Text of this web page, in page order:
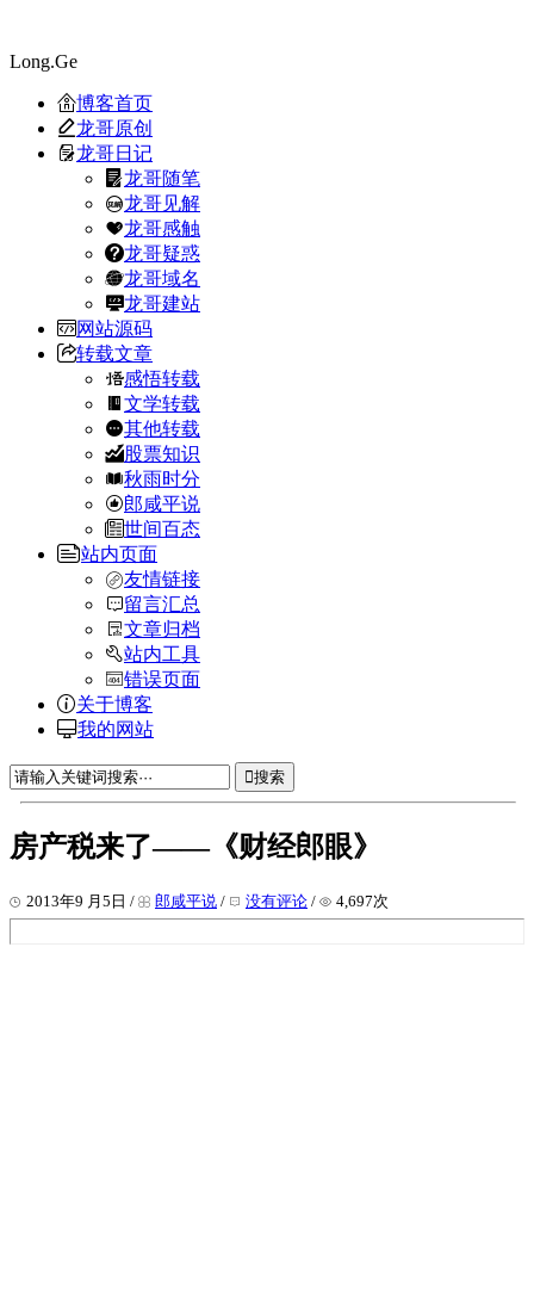
Long.Ge
博客首页
龙哥原创
龙哥日记
龙哥随笔
龙哥见解
龙哥感触
龙哥疑惑
龙哥域名
龙哥建站
网站源码
转载文章
感悟转载
文学转载
其他转载
股票知识
秋雨时分
郎咸平说
世间百态
站内页面
友情链接
留言汇总
文章归档
站内工具
错误页面
关于博客
我的网站
搜索
房产税来了——《财经郎眼》
2013年9 月5日 / 郎咸平说 / 没有评论 / 4,697次